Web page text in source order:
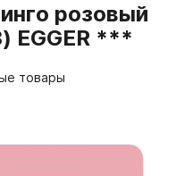
розовый
EGGER ***
товары